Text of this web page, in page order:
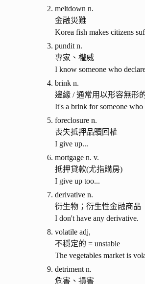
meltdown n.
金融災難
Korea fish makes citizens
pundit n.
專家、權威
I know someone who
brink n.
邊緣 / 通常用以形容無形
It's a brink for someone who
foreclosure n.
喪失抵押品贖回權
I give up...
mortgage n. v.
抵押貸款(尤指購房)
I give up too...
derivative n.
衍生物；衍生性金融商品
I don't have any derivative.
volatile adj,
不穩定的 = unstable
The vegetables market is
detriment n.
危害、損害